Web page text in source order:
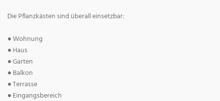
Die Pflanzkästen sind überall einsetzbar:
● Wohnung
● Haus
● Garten
● Balkon
● Terrasse
● Eingangsbereich